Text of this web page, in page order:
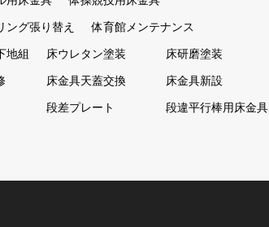
ング張り替え 体育館メンテナンス
地組 床ウレタン塗装 床研磨塗装
床金具天蓋交換 床金具新設
段差プレート 段違平行棒用床金具